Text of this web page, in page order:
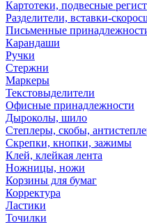
Картотеки, подвесные
Разделители, вставки-
Письменные
Карандаши
Ручки
Стержни
Маркеры
Текстовыделители
Офисные принадлежности
Дыроколы, шило
Степлеры, скобы,
Скрепки, кнопки, зажимы
Клей, клейкая лента
Ножницы, ножи
Корзины для бумаг
Корректура
Ластики
Точилки